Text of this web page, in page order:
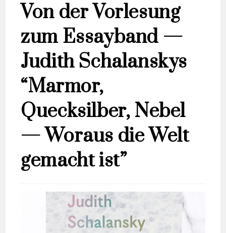
Von der Vorlesung
zum Essayband —
Judith Schalanskys
“Marmor,
Quecksilber, Nebel
— Woraus die Welt
gemacht ist”